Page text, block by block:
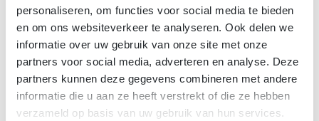
personaliseren, om functies voor social media te bieden
en om ons websiteverkeer te analyseren. Ook delen we
informatie over uw gebruik van onze site met onze
partners voor social media, adverteren en analyse. Deze
partners kunnen deze gegevens combineren met andere
informatie die u aan ze heeft verstrekt of die ze hebben
verzameld op basis van uw gebruik van hun services.
spiegelverwarming -
horizontaal/verticaal -
organisch
(3)
Gratis levering
Levering:binnen 3 dagen
234,99